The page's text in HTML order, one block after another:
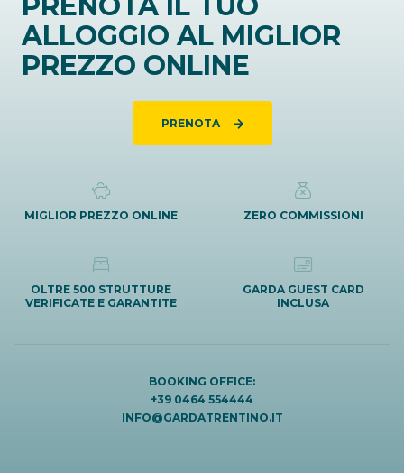
ALLOGGIO AL MIGLIOR
PREZZO ONLINE
PRENOTA
MIGLIOR PREZZO ONLINE ZERO COMMISSIONI
OLTRE 500 STRUTTURE
VERIFICATE E GARANTITE
GARDA GUEST CARD
INCLUSA
BOOKING OFFICE:
+39 0464 554444
INFO@GARDATRENTINO.IT